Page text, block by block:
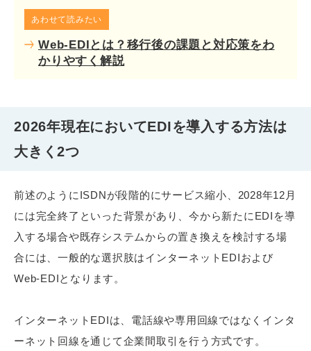
あわせて読みたい
Web-EDIとは？移行後の課題と対応策をわ
かりやすく解説
2026年現在においてEDIを導入する方法は
大きく2つ
前述のようにISDNが段階的にサービス縮小、2028年12月
には完全終了といった背景があり、今から新たにEDIを導
入する場合や既存システムからの置き換えを検討する場
合には、一般的な選択肢はインターネットEDIおよび
Web-EDIとなります。
インターネットEDIは、電話線や専用回線ではなくインタ
ーネット回線を通じて企業間取引を行う方式です。